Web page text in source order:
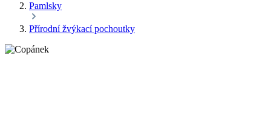
Pamlsky
Přírodní žvýkací pochoutky